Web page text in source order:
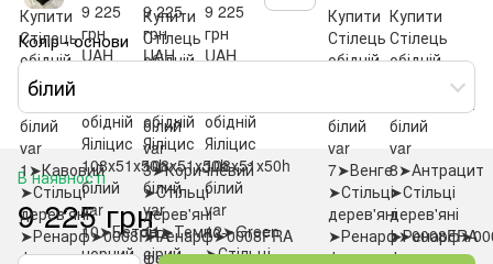
Колір - основи
білий
В наявності
9 225 грн